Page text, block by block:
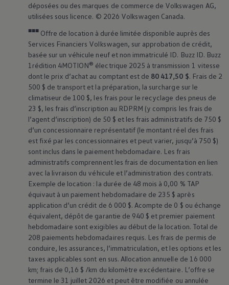
déposées ou des marques de commerce de Volkswagen AG,
utilisées sous licence. © 2026 Volkswagen Canada.
■■■Offre de location à durée limitée disponible auprès des
Services Financiers Volkswagen, sur approbation de crédit,
basée sur un véhicule neuf et non immatriculé ID. Buzz ID. Buzz
1rédition 4MOTION® électrique 2025 à transmission 1 vitesse
dont le prix d’achat au comptant est de 80 417,50 $. Frais de 2
500 $ de transport et la préparation, la surcharge sur le
climatiseur de 100 $, les frais pour le recyclage des pneus de
23 $, les frais d’inscription au RDPRM (y compris les frais de
l’agent d’inscription) de 50 $ et les frais administratifs de 750 $
d’un concessionnaire représentatif (le montant réel des frais
est fixé par les concessionnaires et peut varier, jusqu’à 750 $)
sont inclus dans le paiement hebdomadaire. Les frais
administratifs comprennent les frais de documentation en lien
avec la livraison du véhicule et l’administration des contrats.
Exemple de location : la durée de 48 mois à 0,00 % TAP
équivaut à un paiement hebdomadaire de 235 $ après
application d’un crédit de 6 000 $. Acompte de 0 $ ou échange
équivalent, dépôt de garantie de 940 $ et premier paiement
hebdomadaire sont exigibles au début de la location. Total de
208 paiements hebdomadaires requis. Les frais de permis de
conduire, les assurances, l’immatriculation, et les options et les
taxes applicables sont en sus. Allocation annuelle de 16 000
km; frais de 0,16 $ /km du kilomètre excédentaire. L’offre se
termine le 31 juillet 2026 et peut être modifiée ou annulée